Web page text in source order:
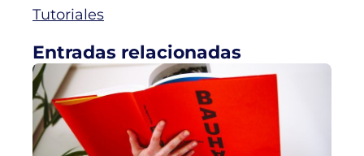
Tutoriales
Entradas relacionadas